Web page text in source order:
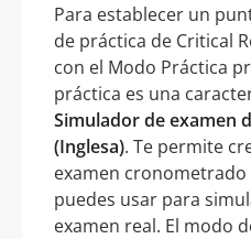
Para establecer un
de práctica de Critical
con el Modo Práctica
práctica es una
Simulador de examen
(Inglesa). Te permite
examen
puedes usar para
examen real. El modo